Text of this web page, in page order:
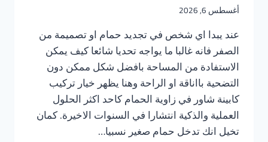
أغسطس 6, 2026
عند يبدا اي شخص في تجديد حمام او تصميمة من
الصفر فانه غالبا ما يواجه تحديا شائعا كيف يمكن
الاستفادة من المساحة بافضل شكل ممكن دون
التضحية بااناقة او الراحة وهنا يظهر خيار تركيب
كابينة شاور في زاوية الحمام كاحد اكثر الحلول
العملية والذكية انتشارا في السنوات الاخيرة. كمان
تخيل انك تدخل حمام صغير نسبيا…